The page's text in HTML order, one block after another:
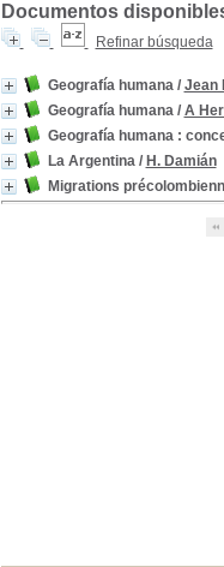
Documentos
Refinar búsqueda
Geografía humana/ Jean
Geografía humana/ A
Geografía humana :
La Argentina / H. Damián
Migrations